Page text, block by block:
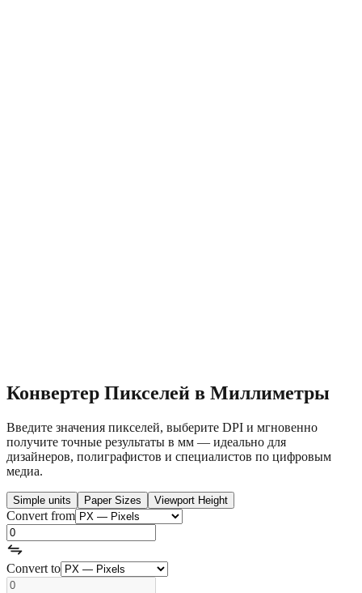
Конвертер Пикселей в Миллиметры
Введите значения пикселей, выберите DPI и мгновенно
получите точные результаты в мм — идеально для
дизайнеров, полиграфистов и специалистов по цифровым
медиа.
Simple units Paper Sizes Viewport Height
Convert from
Convert to